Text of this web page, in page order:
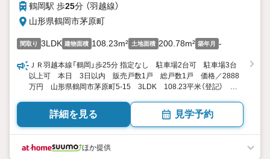
鶴岡駅 歩25分 （羽越線）
山形県鶴岡市茅原町
間取り 3LDK 建物面積 108.23m² 土地面積 200.78m² 築年月 -
ＪＲ羽越本線「鶴岡」歩25分 指定なし 駐車場2台可 駐車場3台
以上可 本日 3日以内 販売戸数1戸 総戸数1戸 価格／2888
万円 山形県鶴岡市茅原町5-15 3LDK 108.23平米（登記） 向
詳細を見る 見学予約
ほか提供